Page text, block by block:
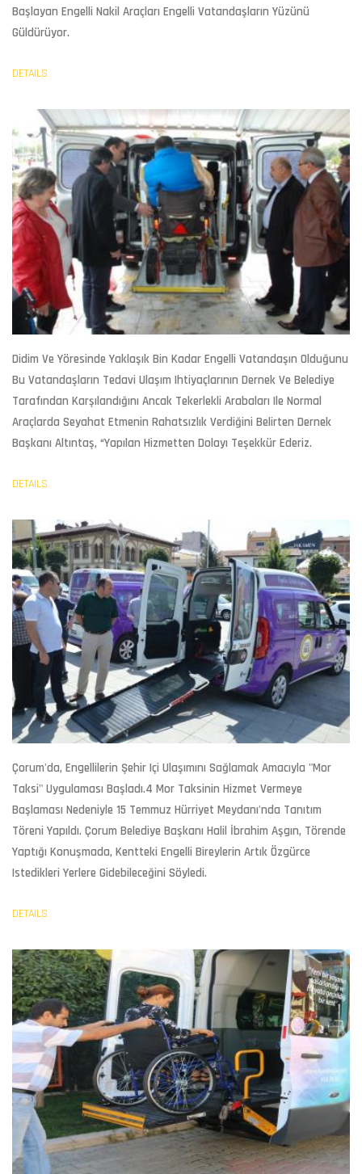
Başlayan Engelli Nakil Araçları Engelli Vatandaşların Yüzünü
Güldürüyor.
DETAILS
Didim Ve Yöresinde Yaklaşık Bin Kadar Engelli Vatandaşın Olduğunu
Bu Vatandaşların Tedavi Ulaşım Ihtiyaçlarının Dernek Ve Belediye
Tarafından Karşılandığını Ancak Tekerlekli Arabaları Ile Normal
Araçlarda Seyahat Etmenin Rahatsızlık Verdiğini Belirten Dernek
Başkanı Altıntaş, “Yapılan Hizmetten Dolayı Teşekkür Ederiz.
DETAILS
Çorum'da, Engellilerin Şehir Içi Ulaşımını Sağlamak Amacıyla "Mor
Taksi" Uygulaması Başladı.4 Mor Taksinin Hizmet Vermeye
Başlaması Nedeniyle 15 Temmuz Hürriyet Meydanı'nda Tanıtım
Töreni Yapıldı. Çorum Belediye Başkanı Halil İbrahim Aşgın, Törende
Yaptığı Konuşmada, Kentteki Engelli BireylerIn Artık Özgürce
Istedikleri Yerlere Gidebileceğini Söyledi.
DETAILS